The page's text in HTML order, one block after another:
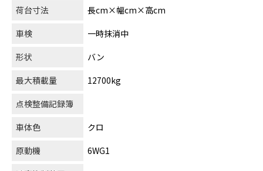
荷台寸法
長cm×幅cm×高cm
車検
一時抹消中
形状
バン
最大積載量
12700kg
点検整備記録簿
車体色
クロ
原動機
6WG1